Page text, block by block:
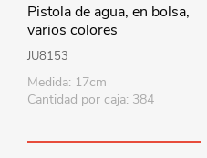
Pistola de agua, en bolsa,
varios colores
JU8153
Medida: 17cm
Cantidad por caja: 384